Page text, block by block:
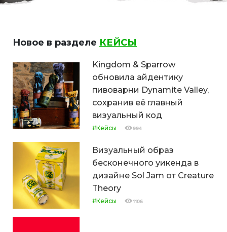
Новое в разделе КЕЙСЫ
Kingdom & Sparrow
обновила айдентику
пивоварни Dynamite Valley,
сохранив её главный
визуальный код
#Кейсы 994
Визуальный образ
бесконечного уикенда в
дизайне Sol Jam от Creature
Theory
#Кейсы 1106